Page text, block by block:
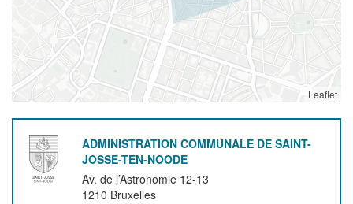
Leaflet
ADMINISTRATION COMMUNALE DE SAINT-
JOSSE-TEN-NOODE
Av. de l’Astronomie 12-13
1210 Bruxelles